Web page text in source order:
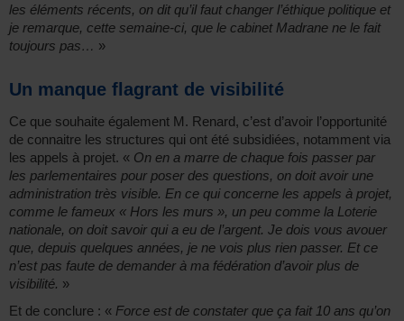
les éléments récents, on dit qu’il faut changer l’éthique politique et
je remarque, cette semaine-ci, que le cabinet Madrane ne le fait
toujours pas… »
Un manque flagrant de visibilité
Ce que souhaite également M. Renard, c’est d’avoir l’opportunité
de connaitre les structures qui ont été subsidiées, notamment via
les appels à projet. « On en a marre de chaque fois passer par
les parlementaires pour poser des questions, on doit avoir une
administration très visible. En ce qui concerne les appels à projet,
comme le fameux « Hors les murs », un peu comme la Loterie
nationale, on doit savoir qui a eu de l’argent. Je dois vous avouer
que, depuis quelques années, je ne vois plus rien passer. Et ce
n’est pas faute de demander à ma fédération d’avoir plus de
visibilité. »
Et de conclure : « Force est de constater que ça fait 10 ans qu’on